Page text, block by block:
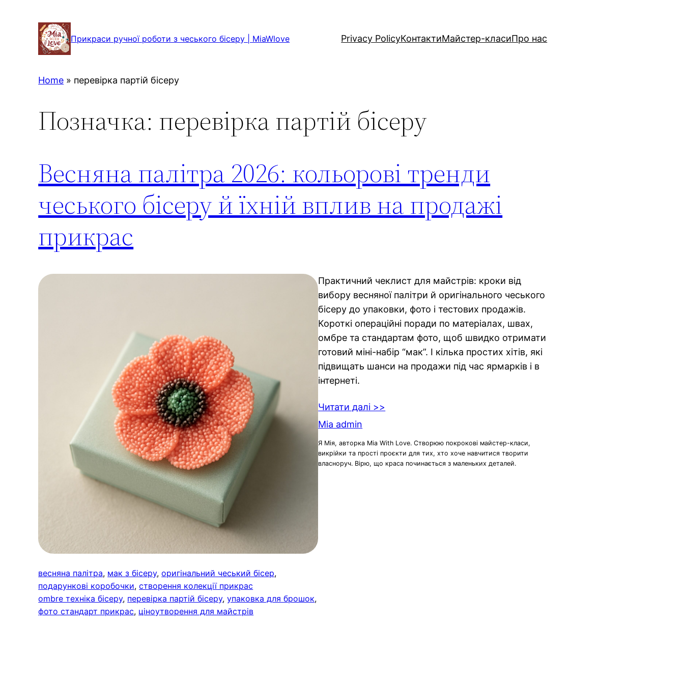
Прикраси ручної роботи з чеського бісеру | MiaWlove Privacy PolicyКонтактиМайстер-класиПро нас
Home » перевірка партій бісеру
Позначка: перевірка партій бісеру
Весняна палітра 2026: кольорові тренди
чеського бісеру й їхній вплив на продажі
прикрас
весняна палітра, мак з бісеру, оригінальний чеський бісер
подарункові коробочки, створення колекції прикрас
ombre техніка бісеру, перевірка партій бісеру, упаковка для брошок
фото стандарт прикрас, ціноутворення для майстрів
Практичний чеклист для майстрів: кроки від
вибору весняної палітри й оригінального чеського
бісеру до упаковки, фото і тестових продажів.
Короткі операційні поради по матеріалах, швах,
омбре та стандартам фото, щоб швидко отримати
готовий міні-набір “мак”. І кілька простих хітів, які
підвищать шанси на продажи під час ярмарків і в
інтернеті.
Читати далі >>
Mia admin
Я Мія, авторка Mia With Love. Створюю покрокові майстер-класи,
викрійки та прості проєкти для тих, хто хоче навчитися творити
власноруч. Вірю, що краса починається з маленьких деталей.